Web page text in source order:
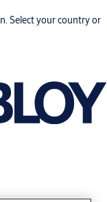
Select your country or